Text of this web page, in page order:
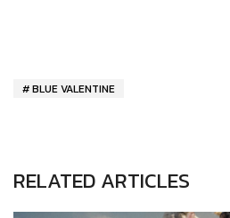
BLUE VALENTINE
RELATED ARTICLES